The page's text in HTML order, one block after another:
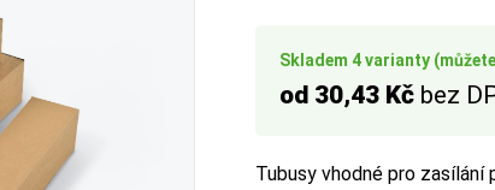
Skladem 4 varianty
od 30,43 Kč bez
Tubusy vhodné pro zasílání